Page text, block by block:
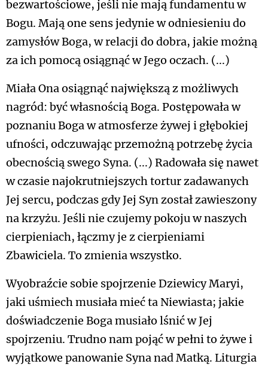
bezwartościowe, jeśli nie mają fundamentu w
Bogu. Mają one sens jedynie w odniesieniu do
zamysłów Boga, w relacji do dobra, jakie możną
za ich pomocą osiągnąć w Jego oczach. (...)
Miała Ona osiągnąć największą z możliwych
nagród: być własnością Boga. Postępowała w
poznaniu Boga w atmosferze żywej i głębokiej
ufności, odczuwając przemożną potrzebę życia
obecnością swego Syna. (...) Radowała się nawet
w czasie najokrutniejszych tortur zadawanych
Jej sercu, podczas gdy Jej Syn został zawieszony
na krzyżu. Jeśli nie czujemy pokoju w naszych
cierpieniach, łączmy je z cierpieniami
Zbawiciela. To zmienia wszystko.
Wyobraźcie sobie spojrzenie Dziewicy Maryi,
jaki uśmiech musiała mieć ta Niewiasta; jakie
doświadczenie Boga musiało lśnić w Jej
spojrzeniu. Trudno nam pojąć w pełni to żywe i
wyjątkowe panowanie Syna nad Matką. Liturgia